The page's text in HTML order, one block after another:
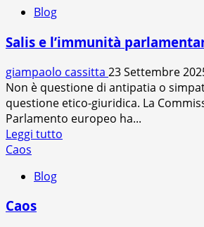
differenze
Salis
e
Forti
Blog
Salis e l’immunità
giampaolo cassitta 23 Settembre
Non è questione di antipatia o
questione etico-giuridica. La
Parlamento europeo ha...
Leggi tutto
Caos
Blog
Caos